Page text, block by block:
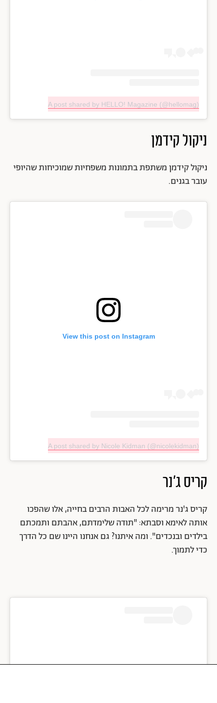
A post shared by HELLO! Magazine (@hellomag)
ניקול קידמן
ניקול קידמן משתפת בתמונות משפחיות שמוכיחות שהיופי
עובר בגנים.
View this post on Instagram
A post shared by Nicole Kidman (@nicolekidman)
קריס ג'נר
קריס ג'נר מרימה לכל האבות הרבים בחייה, אלו שהפכו
אותה לאימא וסבתא: "תודה שלימדתם, אהבתם ותמכתם
בילדים ובנכדים". ומה איתנו? גם אנחנו היינו שם כל הדרך
כדי לתמוך.